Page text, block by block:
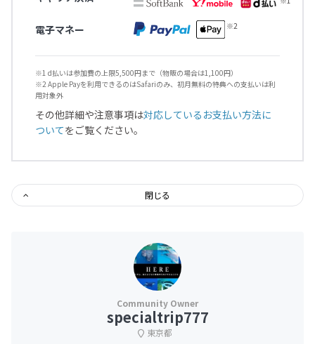
電子マネー
※1 d払いは参加費の上限5,500円まで（物販の場合は1,100円）
※2 Apple Payを利用できるのはSafariのみ、初月無料の特典への支払いは利
用対象外
その他詳細や注意事項は対応しているお支払い方法に
ついてをご覧ください。
閉じる
specialtrip777
東京都